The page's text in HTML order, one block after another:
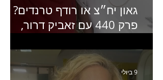
גאון יח״צ או רודף טרנדים?
פרק 440 עם זאביק דרור,
ותקשורת
9 ביולי